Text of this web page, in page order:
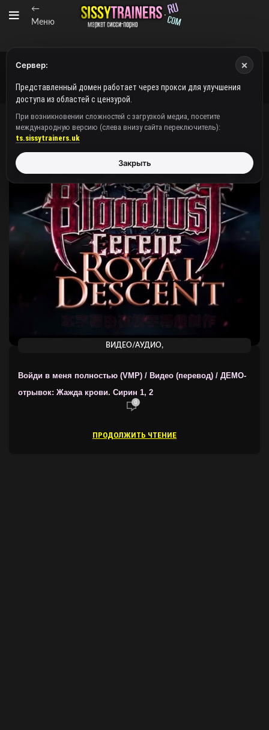
←
Меню
ВИДЕО/АУДИО,
Войди в меня полностью (VMP) / Видео (перевод) / ДЕМО-
отрывок: Жажда крови. Сирин 1, 2
0
ПРОДОЛЖИТЬ ЧТЕНИЕ
Сервер: ×
Представленный домен работает через прокси для улучшения
доступа из областей с цензурой.
При возникновении сложностей с загрузкой медиа, посетите
международную версию (слева внизу сайта переключитель):
ts.sissytrainers.uk
Закрыть